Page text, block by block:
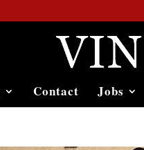
Contact Jobs